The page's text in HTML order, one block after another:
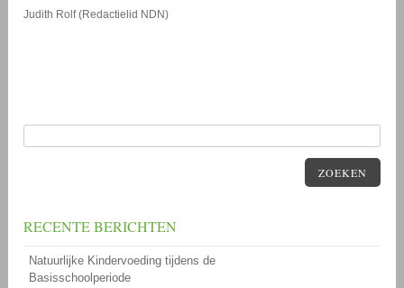
Judith Rolf (Redactielid NDN)
ZOEKEN
RECENTE BERICHTEN
Natuurlijke Kindervoeding tijdens de
Basisschoolperiode